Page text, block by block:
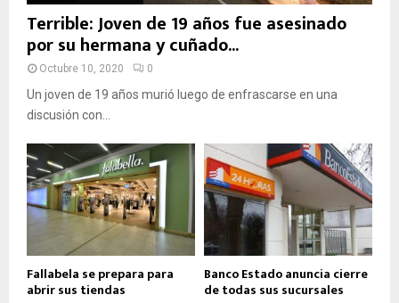
Terrible: Joven de 19 años fue asesinado
por su hermana y cuñado...
Octubre 10, 2020 0
Un joven de 19 años murió luego de enfrascarse en una
discusión con...
Fallabela se prepara para
abrir sus tiendas
Banco Estado anuncia cierre
de todas sus sucursales